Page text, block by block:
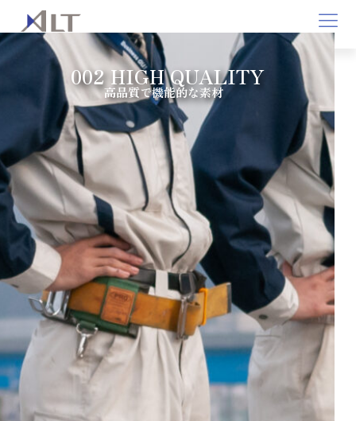
コ
ス
ッ
プ
002 HIGH QUALITY
高品質で機能的な素材